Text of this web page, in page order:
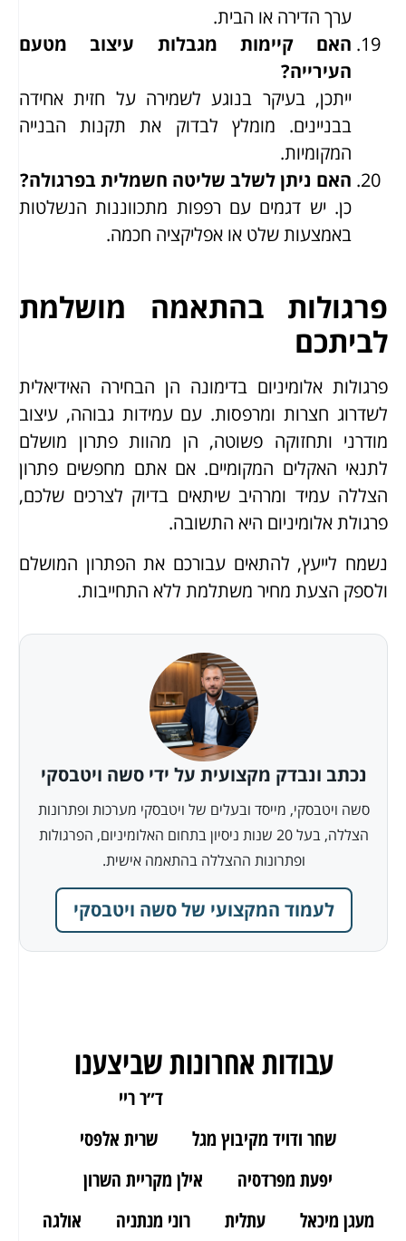
ערך הדירה או הבית.
האם קיימות מגבלות עיצוב מטעם
העירייה?
ייתכן, בעיקר בנוגע לשמירה על חזית אחידה
בבניינים. מומלץ לבדוק את תקנות הבנייה
המקומיות.
האם ניתן לשלב שליטה חשמלית בפרגולה?
כן. יש דגמים עם רפפות מתכווננות הנשלטות
באמצעות שלט או אפליקציה חכמה.
פרגולות בהתאמה מושלמת
לביתכם
פרגולות אלומיניום בדימונה הן הבחירה האידיאלית
לשדרוג חצרות ומרפסות. עם עמידות גבוהה, עיצוב
מודרני ותחזוקה פשוטה, הן מהוות פתרון מושלם
לתנאי האקלים המקומיים. אם אתם מחפשים פתרון
הצללה עמיד ומרהיב שיתאים בדיוק לצרכים שלכם,
פרגולת אלומיניום היא התשובה.
נשמח לייעץ, להתאים עבורכם את הפתרון המושלם
ולספק הצעת מחיר משתלמת ללא התחייבות.
נכתב ונבדק מקצועית על ידי סשה ויטבסקי
סשה ויטבסקי, מייסד ובעלים של ויטבסקי מערכות ופתרונות
הצללה, בעל 20 שנות ניסיון בתחום האלומיניום, הפרגולות
ופתרונות ההצללה בהתאמה אישית.
לעמוד המקצועי של סשה ויטבסקי
עבודות אחרונות שביצענו
ד״ר ריי
שחר ודויד מקיבוץ מגל
שרית אלפסי
יפעת מפרדסיה
אילן מקריית השרון
מעגן מיכאל
עתלית רוני מנתניה
אולגה